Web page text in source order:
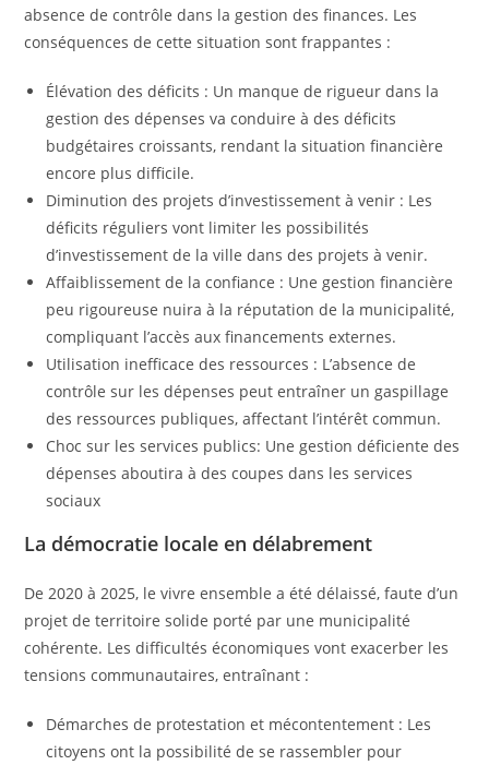
absence de contrôle dans la gestion des finances. Les
conséquences de cette situation sont frappantes :
Élévation des déficits : Un manque de rigueur dans la
gestion des dépenses va conduire à des déficits
budgétaires croissants, rendant la situation financière
encore plus difficile.
Diminution des projets d’investissement à venir : Les
déficits réguliers vont limiter les possibilités
d’investissement de la ville dans des projets à venir.
Affaiblissement de la confiance : Une gestion financière
peu rigoureuse nuira à la réputation de la municipalité,
compliquant l’accès aux financements externes.
Utilisation inefficace des ressources : L’absence de
contrôle sur les dépenses peut entraîner un gaspillage
des ressources publiques, affectant l’intérêt commun.
Choc sur les services publics: Une gestion déficiente des
dépenses aboutira à des coupes dans les services
sociaux
La démocratie locale en délabrement
De 2020 à 2025, le vivre ensemble a été délaissé, faute d’un
projet de territoire solide porté par une municipalité
cohérente. Les difficultés économiques vont exacerber les
tensions communautaires, entraînant :
Démarches de protestation et mécontentement : Les
citoyens ont la possibilité de se rassembler pour